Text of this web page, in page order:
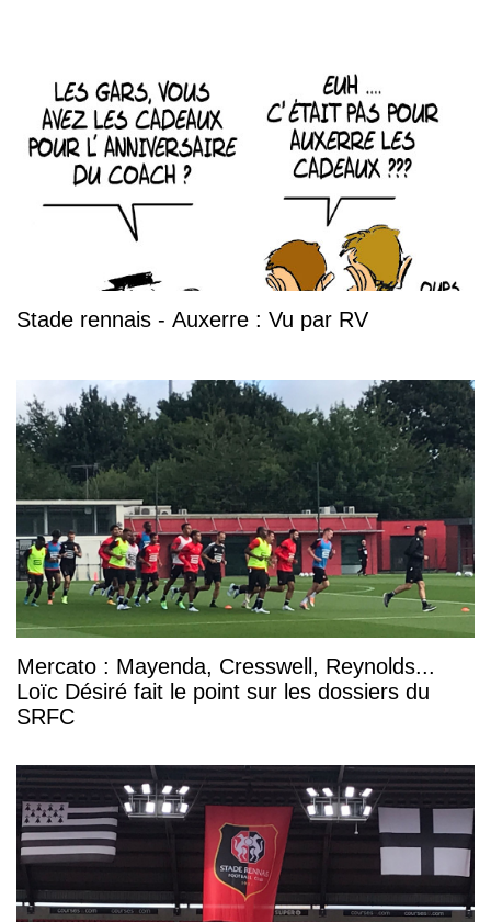
Stade rennais - Auxerre : Vu par RV
Mercato : Mayenda, Cresswell, Reynolds...
Loïc Désiré fait le point sur les dossiers du
SRFC